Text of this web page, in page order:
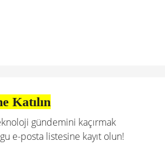
Katılın
gündemini kaçırmak
e-posta listesine kayıt olun!